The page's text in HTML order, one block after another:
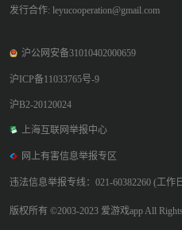
发行合作: leyucooperation@gmail.com
沪公网安备31010402000659
沪ICP备11033765号-9
沪B2-20120024
上海互联网举报中心
网上有害信息举报专区
违法信息举报专线：021-60382260 (工作
版权所有 ©2003-2023 爱游戏app All